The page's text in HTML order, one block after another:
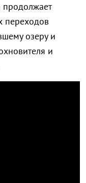
продолжает
переходов
озеру и
и